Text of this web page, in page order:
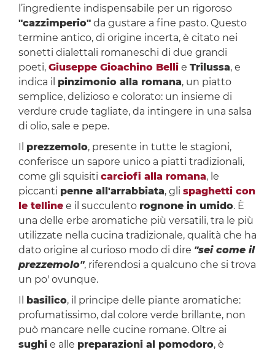
l’ingrediente indispensabile per un rigoroso
"cazzimperio"da gustare a fine pasto. Questo
termine antico, di origine incerta, è citato nei
sonetti dialettali romaneschi di due grandi
poeti, Giuseppe Gioachino Bellie Trilussa, e
indica il pinzimonio alla romana, un piatto
semplice, delizioso e colorato: un insieme di
verdure crude tagliate, da intingere in una salsa
di olio, sale e pepe.
Il prezzemolo, presente in tutte le stagioni,
conferisce un sapore unico a piatti tradizionali,
come gli squisiti carciofi alla romana, le
piccanti penne all'arrabbiata, gli spaghetti con
le tellinee il succulento rognone in umido. È
una delle erbe aromatiche più versatili, tra le più
utilizzate nella cucina tradizionale, qualità che ha
dato origine al curioso modo di dire "sei come il
prezzemolo", riferendosi a qualcuno che si trova
un po' ovunque.
Il basilico, il principe delle piante aromatiche:
profumatissimo, dal colore verde brillante, non
può mancare nelle cucine romane. Oltre ai
sughie alle preparazioni al pomodoro, è